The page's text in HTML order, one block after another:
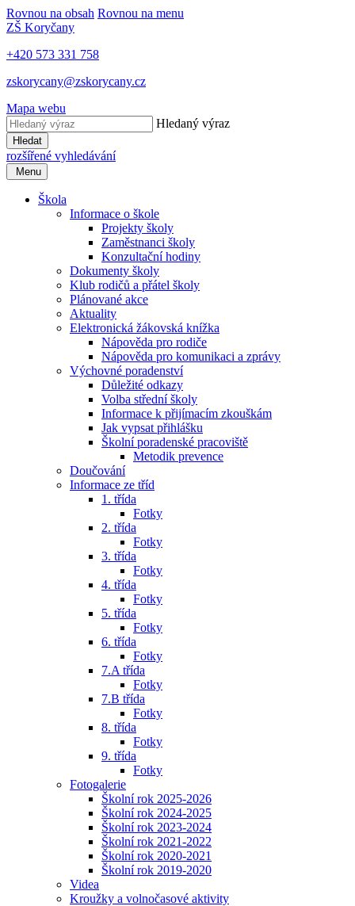
Rovnou na obsah Rovnou na menu
ZŠ Koryčany
+420 573 331 758
zskorycany@zskorycany.cz
Mapa webu
Hledaný výraz
Hledat
rozšířené vyhledávání
Menu
Škola
Informace o škole
Projekty školy
Zaměstnanci školy
Konzultační hodiny
Dokumenty školy
Klub rodičů a přátel školy
Plánované akce
Aktuality
Elektronická žákovská knížka
Nápověda pro rodiče
Nápověda pro komunikaci a zprávy
Výchovné poradenství
Důležité odkazy
Volba střední školy
Informace k přijímacím zkouškám
Jak vypsat přihlášku
Školní poradenské pracoviště
Metodik prevence
Doučování
Informace ze tříd
1. třída
Fotky
2. třída
Fotky
3. třída
Fotky
4. třída
Fotky
5. třída
Fotky
6. třída
Fotky
7.A třída
Fotky
7.B třída
Fotky
8. třída
Fotky
9. třída
Fotky
Fotogalerie
Školní rok 2025-2026
Školní rok 2024-2025
Školní rok 2023-2024
Školní rok 2021-2022
Školní rok 2020-2021
Školní rok 2019-2020
Videa
Kroužky a volnočasové aktivity